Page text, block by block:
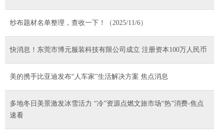
纱布题材名单整理，查收一下！（2025/11/6）
快消息！东莞市博元服装科技有限公司成立 注册资本100万人民币
美的携手比亚迪发布“人车家”生活解决方案 焦点消息
多地冬日美景激发冰雪活力 “冷”资源点燃文旅市场“热”消费-焦点
速看